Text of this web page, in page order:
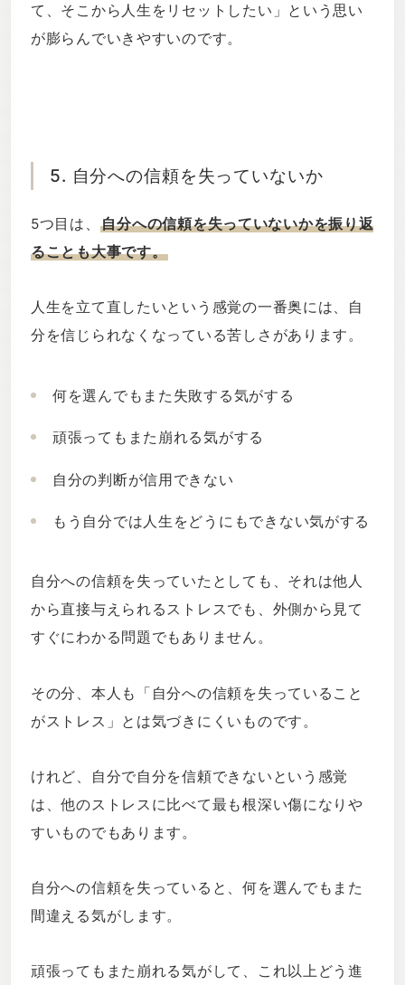
て、そこから人生をリセットしたい」という思い
が膨らんでいきやすいのです。
5. 自分への信頼を失っていないか
5つ目は、 自分への信頼を失っていないかを振り返
ることも大事です。
人生を立て直したいという感覚の一番奥には、自
分を信じられなくなっている苦しさがあります。
何を選んでもまた失敗する気がする
頑張ってもまた崩れる気がする
自分の判断が信用できない
もう自分では人生をどうにもできない気がする
自分への信頼を失っていたとしても、それは他人
から直接与えられるストレスでも、外側から見て
すぐにわかる問題でもありません。
その分、本人も「自分への信頼を失っていること
がストレス」とは気づきにくいものです。
けれど、自分で自分を信頼できないという感覚
は、他のストレスに比べて最も根深い傷になりや
すいものでもあります。
自分への信頼を失っていると、何を選んでもまた
間違える気がします。
頑張ってもまた崩れる気がして、これ以上どう進